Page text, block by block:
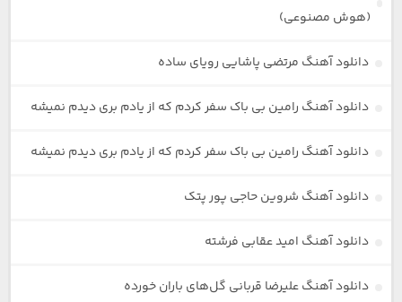
(هوش مصنوعی)
دانلود آهنگ مرتضی پاشایی رویای ساده
دانلود آهنگ رامین بی باک سفر کردم که از یادم بری دیدم نمیشه
دانلود آهنگ رامین بی باک سفر کردم که از یادم بری دیدم نمیشه
دانلود آهنگ شروین حاجی پور پتک
دانلود آهنگ امید عقابی فرشته
دانلود آهنگ علیرضا قربانی گل‌های باران خورده